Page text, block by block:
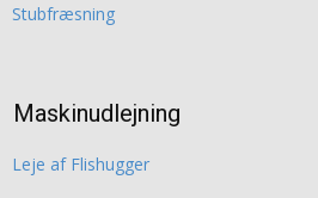
Stubfræsning
Maskinudlejning
Leje af Flishugger